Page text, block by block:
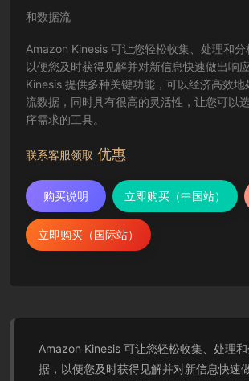
和数据流
Amazon Kinesis 可让您轻松收集、处理和分
以便您及时获得见解并对新信息快速做出响
Kinesis 提供多种关键功能，可以经济高效地
流数据，同时具有很高的灵活性，让您可以
序需求的工具。
联系客服领取 优惠
购买说明 立即购买（中国站）
立即购买（国际站）
Amazon Kinesis 可让您轻松收集、处理
据，以便您及时获得见解并对新信息快速